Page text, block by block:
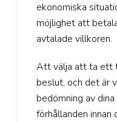
ekonomiska
möjlighet att
avtalade villkoren.
Att välja att ta ett
beslut, och det är
bedömning av
förhållanden